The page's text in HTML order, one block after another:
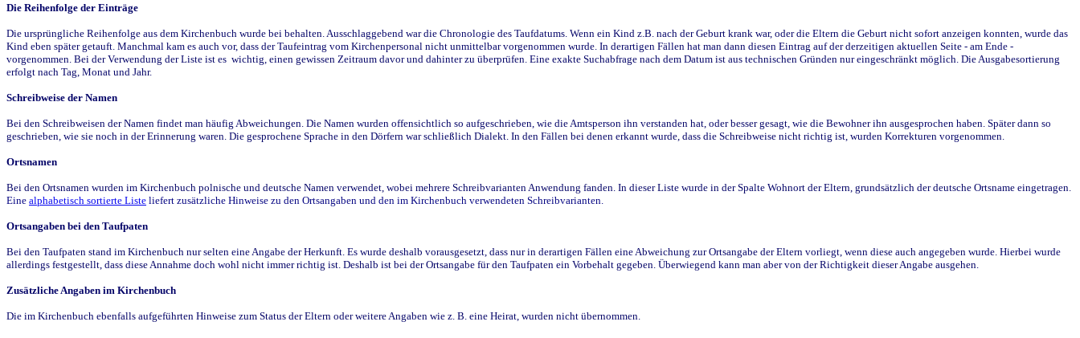
Die Reihenfolge der Einträge
Die ursprüngliche Reihenfolge aus dem Kirchenbuch wurde bei behalten. Ausschlaggebend war die Chronologie des Taufdatums. Wenn ein Kind z.B. nach der Geburt krank war, oder die Eltern die Geburt nicht sofort anzeigen konnten, wurde das
Kind eben später getauft. Manchmal kam es auch vor, dass der Taufeintrag vom Kirchenpersonal nicht unmittelbar vorgenommen wurde. In derartigen Fällen hat man dann diesen Eintrag auf der derzeitigen aktuellen Seite - am Ende -
vorgenommen. Bei der Verwendung der Liste ist es wichtig, einen gewissen Zeitraum davor und dahinter zu überprüfen. Eine exakte Suchabfrage nach dem Datum ist aus technischen Gründen nur eingeschränkt möglich. Die Ausgabesortierung
erfolgt nach Tag, Monat und Jahr.
Schreibweise der Namen
Bei den Schreibweisen der Namen findet man häufig Abweichungen. Die Namen wurden offensichtlich so aufgeschrieben, wie die Amtsperson ihn verstanden hat, oder besser gesagt, wie die Bewohner ihn ausgesprochen haben. Später dann so
geschrieben, wie sie noch in der Erinnerung waren. Die gesprochene Sprache in den Dörfern war schließlich Dialekt. In den Fällen bei denen erkannt wurde, dass die Schreibweise nicht richtig ist, wurden Korrekturen vorgenommen.
Ortsnamen
Bei den Ortsnamen wurden im Kirchenbuch polnische und deutsche Namen verwendet, wobei mehrere Schreibvarianten Anwendung fanden. In dieser Liste wurde in der Spalte Wohnort der Eltern, grundsätzlich der deutsche Ortsname eingetragen.
Eine alphabetisch sortierte Liste liefert zusätzliche Hinweise zu den Ortsangaben und den im Kirchenbuch verwendeten Schreibvarianten.
Ortsangaben bei den Taufpaten
Bei den Taufpaten stand im Kirchenbuch nur selten eine Angabe der Herkunft. Es wurde deshalb vorausgesetzt, dass nur in derartigen Fällen eine Abweichung zur Ortsangabe der Eltern vorliegt, wenn diese auch angegeben wurde. Hierbei wurde
allerdings festgestellt, dass diese Annahme doch wohl nicht immer richtig ist. Deshalb ist bei der Ortsangabe für den Taufpaten ein Vorbehalt gegeben. Überwiegend kann man aber von der Richtigkeit dieser Angabe ausgehen.
Zusätzliche Angaben im Kirchenbuch
Die im Kirchenbuch ebenfalls aufgeführten Hinweise zum Status der Eltern oder weitere Angaben wie z. B. eine Heirat, wurden nicht übernommen.